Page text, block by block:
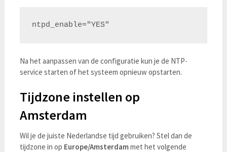
Na het aanpassen van de configuratie kun je de NTP-
service starten of het systeem opnieuw opstarten.
Tijdzone instellen op
Amsterdam
Wil je de juiste Nederlandse tijd gebruiken? Stel dan de
tijdzone in op Europe/Amsterdammet het volgende